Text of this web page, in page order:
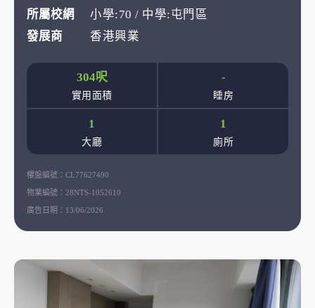
所屬校網
小學:70 / 中學:屯門區
發展商
香港興業
304呎
實用面積
-
睡房
1
大廳
1
廁所
樓盤編號： CL77627490
物業編號： 28NTS-1052610
廣告日期： 13/06/2026